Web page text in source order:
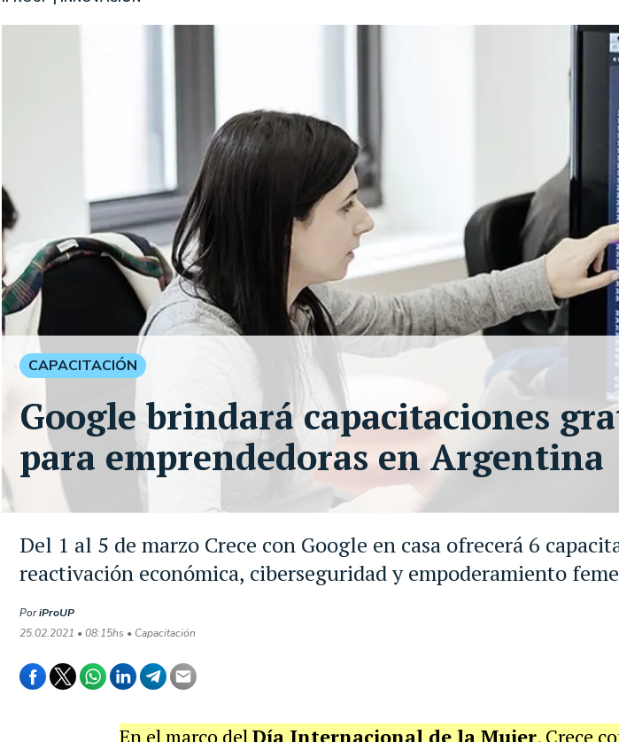
Del 1 al 5 de marzo Crece con Google en casa ofrecerá 6
reactivación económica, ciberseguridad y empoderamiento
PoriProUP
25.02.2021 • 08:15hs • Capacitación
CAPACITACIÓN
Google brindará capacitaciones
para emprendedoras en Argentina
En el marco delDía Internacional de la Mujer, Crece